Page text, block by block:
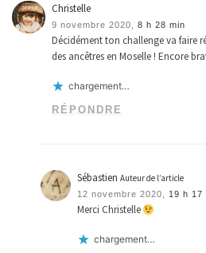
Christelle
9 novembre 2020, 8 h 28 min
Décidément ton challenge va faire
des ancêtres en Moselle ! Encore
chargement…
RÉPONDRE
Sébastien Auteur de l’article
12 novembre 2020, 19 h 17
Merci Christelle
chargement…